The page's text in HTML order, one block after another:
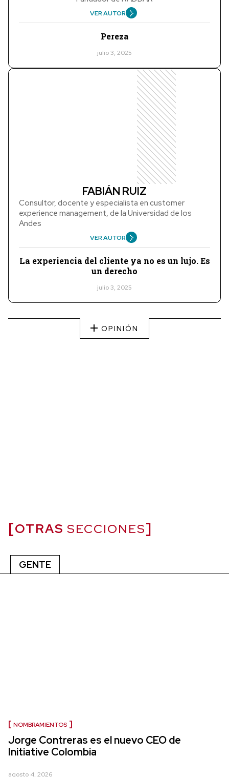
VER AUTOR
Pereza
julio 3, 2025
FABIÁN RUIZ
Consultor, docente y especialista en customer
experience management, de la Universidad de los
Andes
VER AUTOR
La experiencia del cliente ya no es un lujo. Es
un derecho
julio 3, 2025
OPINIÓN
OTRAS SECCIONES
GENTE
NOMBRAMIENTOS
Jorge Contreras es el nuevo CEO de
Initiative Colombia
agosto 4, 2026